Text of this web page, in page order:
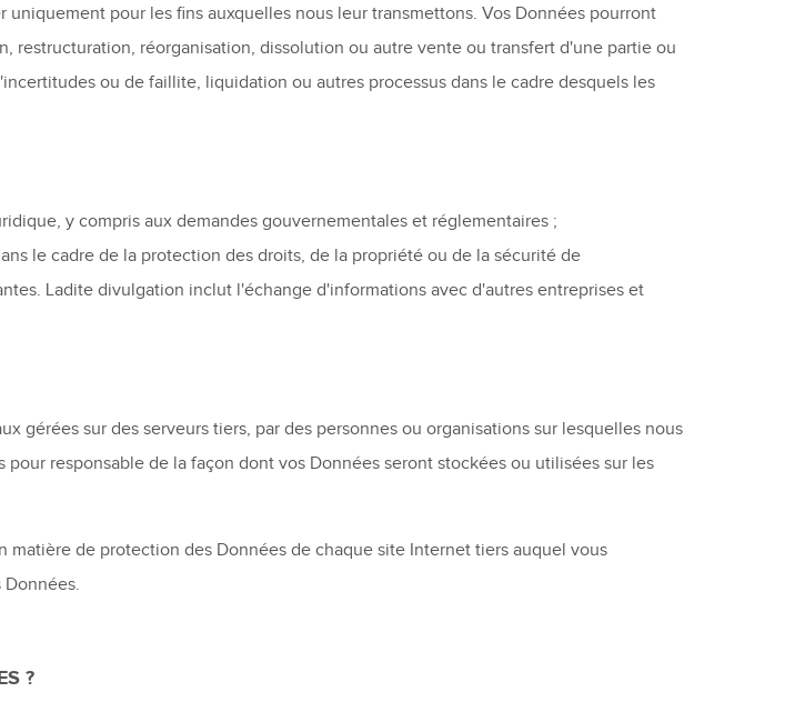
pour les fins auxquelles nous leur transmettons. Vos Données pourront
restructuration, réorganisation, dissolution ou autre vente ou transfert d'une partie ou
ou de faillite, liquidation ou autres processus dans le cadre desquels les
y compris aux demandes gouvernementales et réglementaires ;
le cadre de la protection des droits, de la propriété ou de la sécurité de
Ladite divulgation inclut l'échange d'informations avec d'autres entreprises et
gérées sur des serveurs tiers, par des personnes ou organisations sur lesquelles nous
responsable de la façon dont vos Données seront stockées ou utilisées sur les
de protection des Données de chaque site Internet tiers auquel vous
?